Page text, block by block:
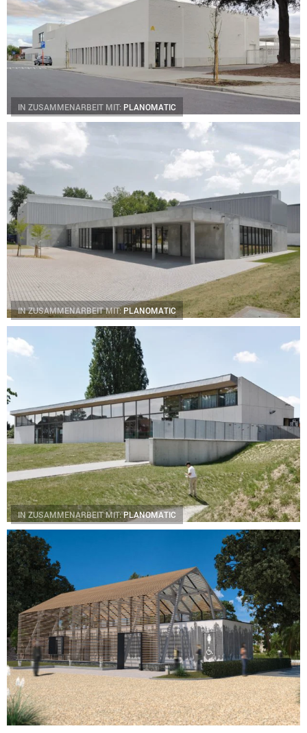
IN ZUSAMMENARBEIT MIT: PLANOMATIC
IN ZUSAMMENARBEIT MIT:PLANOMATIC
IN ZUSAMMENARBEIT MIT:PLANOMATIC